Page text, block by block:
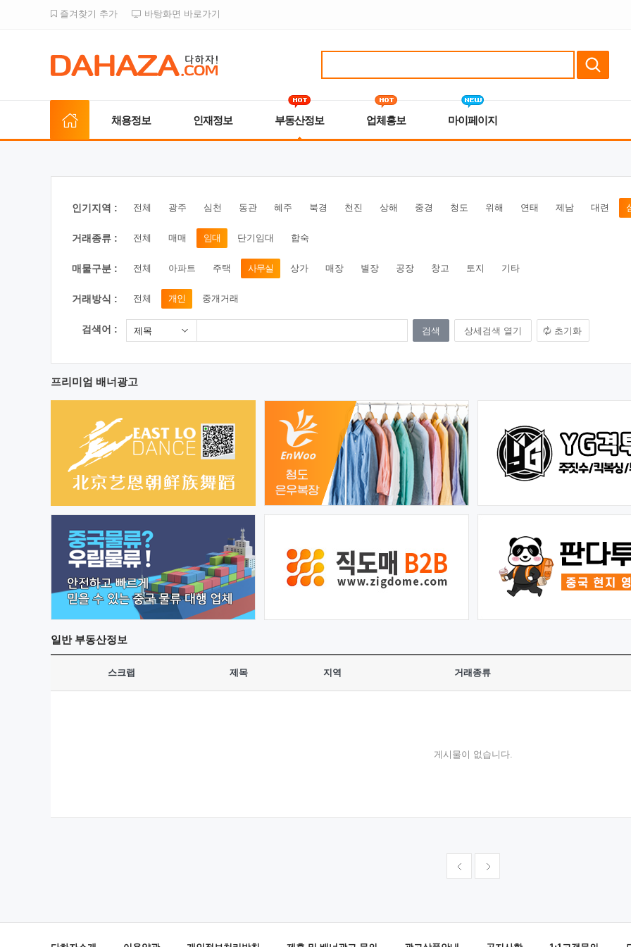
즐겨찾기 추가 바탕화면 바로가기
채용정보 인재정보 부동산정보 업체홍보 마이페이지
인기지역 : 전체 광주 심천 동관 혜주 북경 천진 상해 중경 청도 위해 연태 제남 대련
거래종류 : 전체 매매 임대 단기임대 합숙
매물구분 : 전체 아파트 주택 사무실 상가 매장 별장 공장 창고 토지 기타
거래방식 : 전체 개인 중개거래
검색어 : 제목 상세검색 열기 초기화
프리미엄 배너광고
일반부동산정보
스크랩 제목 지역 거래종류
게시물이 없습니다.